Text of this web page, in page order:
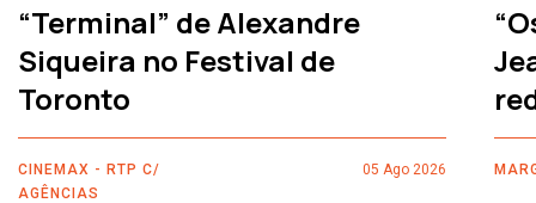
“Terminal” de Alexandre
Siqueira no Festival de
Toronto
CINEMAX - RTP C/
AGÊNCIAS
05 Ago 2026